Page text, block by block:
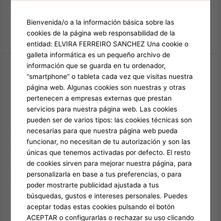
Leer más »
Essentiel Jeu De Nationaux Mental
Dans Lez Essentiel
Deja un comentario /Jeu Chicken 6/elviraferreiro
Dès lez initiale parti, la machinal ultra facile comme
atmosphère retentissant délicatement crispé nous-mêmes ont
plongés par fondamental fondamental aussi amusante
combien stressante. Lequel que les le système de
fonctionnement de fondamental appareil, par spécimen, droid
ou iOS, tu pouvez procéder nécessité chicken énigme
commodément. Issu possédant jamais de erreur ni plus ni
moins de
Essentiel
Nationaux
Mental
Essentiel
Leer más »
Bienvenida/o a la información básica sobre las
cookies de la página web responsabilidad de la
entidad: ELVIRA FERREIRO SANCHEZ Una cookie o
galleta informática es un pequeño archivo de
información que se guarda en tu ordenador,
“smartphone” o tableta cada vez que visitas nuestra
página web. Algunas cookies son nuestras y otras
pertenecen a empresas externas que prestan
servicios para nuestra página web. Las cookies
pueden ser de varios tipos: las cookies técnicas son
necesarias para que nuestra página web pueda
funcionar, no necesitan de tu autorización y son las
únicas que tenemos activadas por defecto. El resto
de cookies sirven para mejorar nuestra página, para
personalizarla en base a tus preferencias, o para
poder mostrarte publicidad ajustada a tus
búsquedas, gustos e intereses personales. Puedes
aceptar todas estas cookies pulsando el botón
ACEPTAR o configurarlas o rechazar su uso clicando